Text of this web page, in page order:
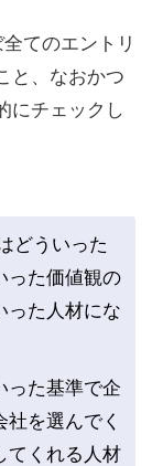
てのエントリ
と、なおかつ
にチェックし
どういった
った価値観の
った人材にな
った基準で企
を選んでく
てくれる人材